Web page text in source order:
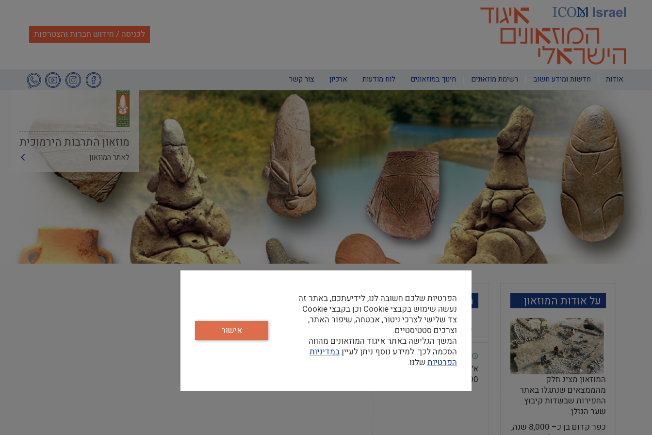
לכניסה / חידוש חברות והצטרפות
Main
navigation
אודות חדשות ומידע חשוב רשימת מוזאונים חינוך במוזאונים לוח מודעות ארכיון צור קשר
מוזאון התרבות הירמוכית
לאתר המוזאון
על אודות המוזאון
המוזאון מציג חלק
מהממצאים שנתגלו באתר
החפירות שבשדות קיבוץ
שער הגולן.
כפר קדום בן כ– 8,000 שנה,
מידע למבקר
שעות פתיחה
א'-ו': 12:00-9:00, שבת וחג
13:00-10:00
הפרטיות שלכם חשובה לנו, לידיעתכם, באתר זה
נעשה שימוש בקבצי Cookie וכן בקבצי Cookie
צד שלישי לצרכי ניטור, אבטחה, שיפור האתר,
וצרכים סטטיסטיים.
המשך הגלישה באתר איגוד המוזאונים מהווה
הסכמה לכך. למידע נוסף ניתן לעייןבמדיניות
הפרטיות שלנו.
אישור